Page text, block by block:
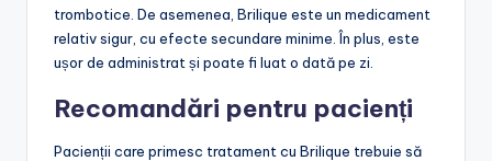
trombotice. De asemenea, Brilique este un medicament
relativ sigur, cu efecte secundare minime. În plus, este
ușor de administrat și poate fi luat o dată pe zi.
Recomandări pentru pacienți
Pacienții care primesc tratament cu Brilique trebuie să